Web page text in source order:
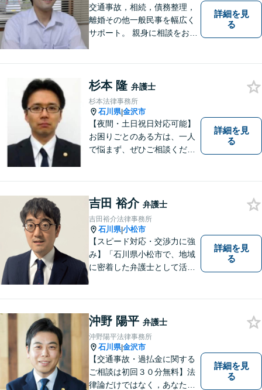
交通事故，相続，債務整理，
離婚その他一般民事を幅広く
サポート。 親身に相談をお聞
詳細を見
る
杉本 隆 弁護士
杉本法律事務所
石川県|金沢市
【夜間・土日祝日対応可能】
お困りごとのある方は、一人
で悩まず、ぜひご相談くださ
円(税込））
詳細を見
る
吉田 裕介 弁護士
吉田裕介法律事務所
石川県|小松市
【スピード対応・交渉力に強
み】「石川県小松市で、地域
に密着した弁護士として活動
にお任せください【完全個室
／プライバシー配慮】
詳細を見
る
沖野 陽平 弁護士
沖野陽平法律事務所
石川県|金沢市
【交通事故・過払金に関する
ご相談は初回３０分無料】法
律論だけではなく，あなたの
詳細を見
る